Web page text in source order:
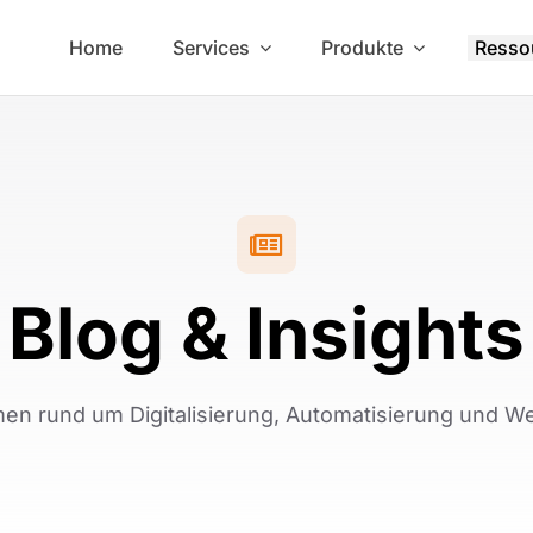
Home Services Produkte
Blog & Insights
rund um Digitalisierung, Automatisierung und